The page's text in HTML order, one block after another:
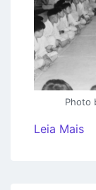
Photo
Leia Mais